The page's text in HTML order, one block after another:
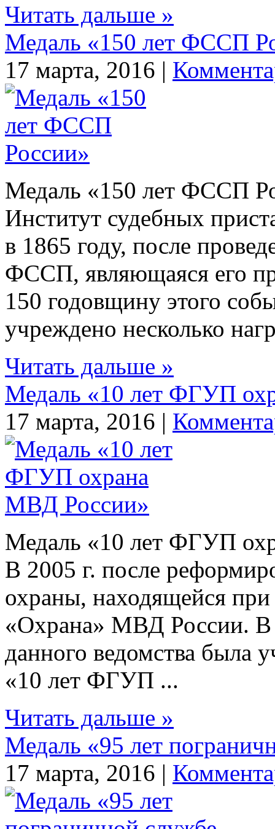
Читать дальше »
Медаль «150 лет ФССП
17 марта, 2016 |
Медаль «150 лет ФССП
Институт судебных
в 1865 году, после
ФССП, являющаяся его
150 годовщину этого
учреждено несколько
Читать дальше »
Медаль «10 лет ФГУП
17 марта, 2016 |
Медаль «10 лет ФГУП
В 2005 г. после
охраны, находящейся
«Охрана» МВД России. В
данного ведомства была
«10 лет ФГУП ...
Читать дальше »
Медаль «95 лет
17 марта, 2016 |